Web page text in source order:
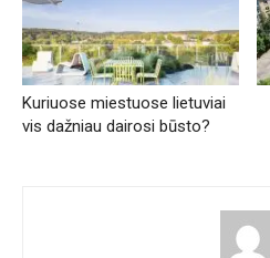
Kuriuose miestuose lietuviai
vis dažniau dairosi būsto?